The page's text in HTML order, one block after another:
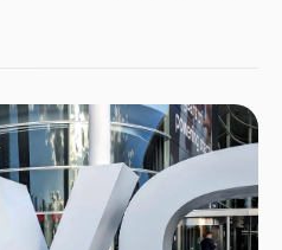
풀이된다. CES를 주관하는
해는 AI, 양자 컴퓨팅, 블록체인 등 첨단
반영, 건설·광업·에너지 등 AI발
앙으로 끌어올렸다. '혁신가들이
에 중장비 제조사 CEO의 등장은